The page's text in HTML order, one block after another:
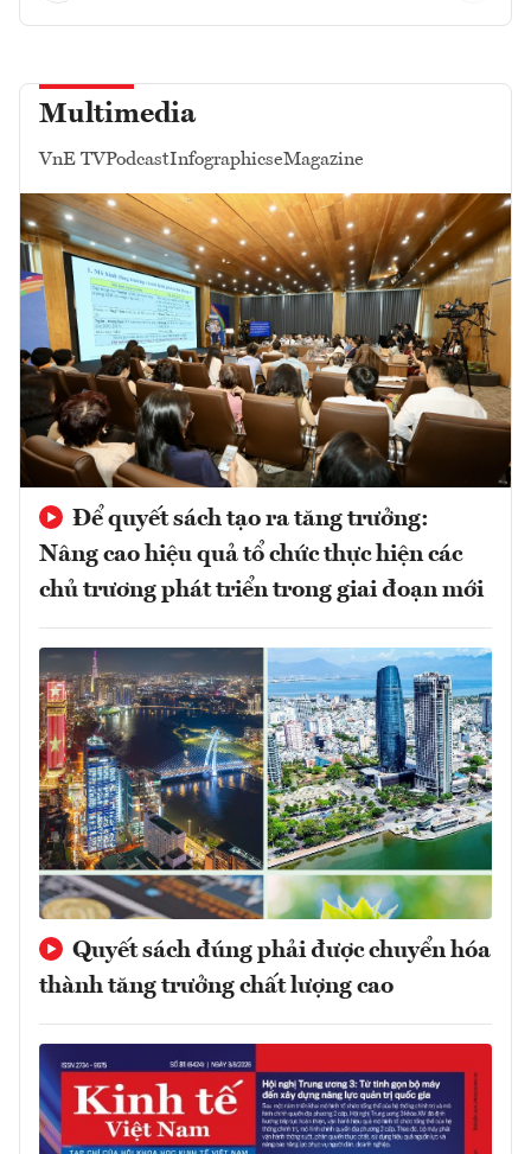
Multimedia
VnE TVPodcastInfographicseMagazine
Để quyết sách tạo ra tăng trưởng:
Nâng cao hiệu quả tổ chức thực hiện các
chủ trương phát triển trong giai đoạn mới
Quyết sách đúng phải được chuyển hóa
thành tăng trưởng chất lượng cao